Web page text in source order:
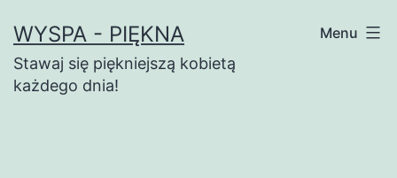
do
treści
WYSPA - PIĘKNA
Stawaj się piękniejszą kobietą
każdego dnia!
Menu